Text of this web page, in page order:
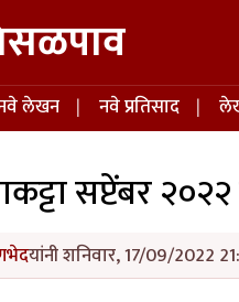
लेखन नवे प्रतिसाद
सप्टेंबर
यांनी शनिवार, 17/09/2022